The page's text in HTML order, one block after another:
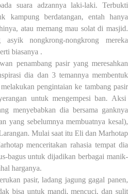
suara adzannya laki-laki. Terbukti
kampung berdatangan, entah hanya
atau memang mau solat di masjid.
nongkrong-nongkrong mereka
biasanya .
penambang pasir yang meresahkan
dia dan 3 temannya membentuk
pengintaian ke tambang pasir
untuk mengempesi ban. Aksi
menyebabkan dia bersama ganknya
yang sebelumnyamembuatnya kesal),
Mulai saat itu Eli dan Marhotap
menceritakan rahasia tempat dia
bagus untuk dijadikan berbagai manik-
harganya.
pasir, ladang jagung gagal panen,
bisa untuk mandi, mencuci, dan sulit